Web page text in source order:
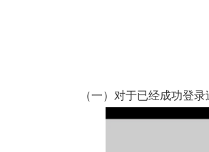
（一）对于已经成功登录